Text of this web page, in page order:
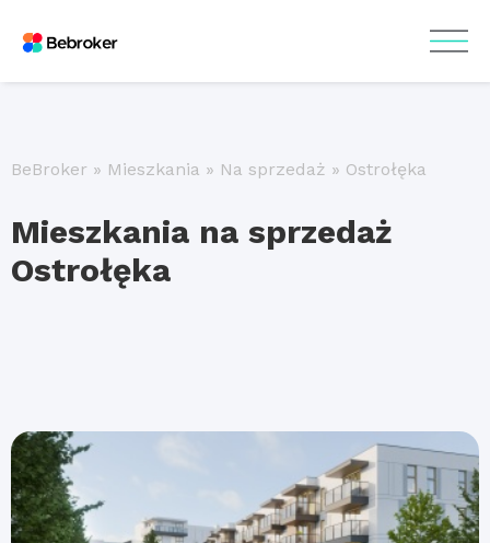
BeBroker » Mieszkania » Na sprzedaż » Ostrołęka
Mieszkania na sprzedaż
Ostrołęka